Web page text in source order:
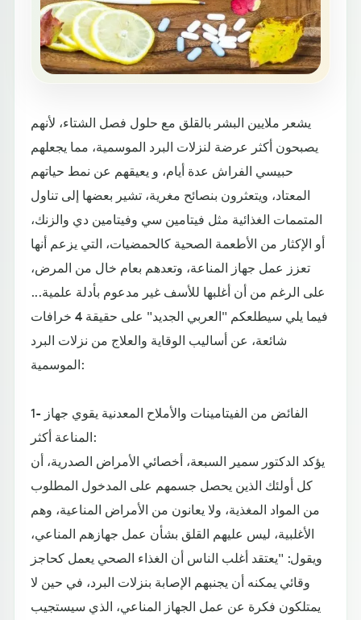
يشعر ملايين البشر بالقلق مع حلول فصل الشتاء، لأنهم
يصبحون أكثر عرضة لنزلات البرد الموسمية، مما يجعلهم
حبيسي الفراش عدة أيام، و يعيقهم عن نمط حياتهم
المعتاد، ويتعثرون بنصائح مغرية، تشير بعضها إلى تناول
المتممات الغذائية مثل فيتامين سي وفيتامين دي والزنك،
أو الإكثار من الأطعمة الصحية كالحمضيات، التي يزعم أنها
تعزز عمل جهاز المناعة، وتعدهم بعام خال من المرض،
على الرغم من أن أغلبها للأسف غير مدعوم بأدلة علمية...
فيما يلي سيطلعكم "العربي الجديد" على حقيقة 4 خرافات
شائعة، عن أساليب الوقاية والعلاج من نزلات البرد
الموسمية:
1- الفائض من الفيتامينات والأملاح المعدنية يقوي جهاز
المناعة أكثر:
يؤكد الدكتور سمير السبعة، أخصائي الأمراض الصدرية، أن
كل أولئك الذين يحصل جسمهم على المدخول المطلوب
من المواد المغذية، ولا يعانون من الأمراض المناعية، وهم
الأغلبية، ليس عليهم القلق بشأن عمل جهازهم المناعي،
ويقول: "يعتقد أغلب الناس أن الغذاء الصحي يعمل كحاجز
وقائي يمكنه أن يجنبهم الإصابة بنزلات البرد، في حين لا
يمتلكون فكرة عن عمل الجهاز المناعي، الذي سيستجيب